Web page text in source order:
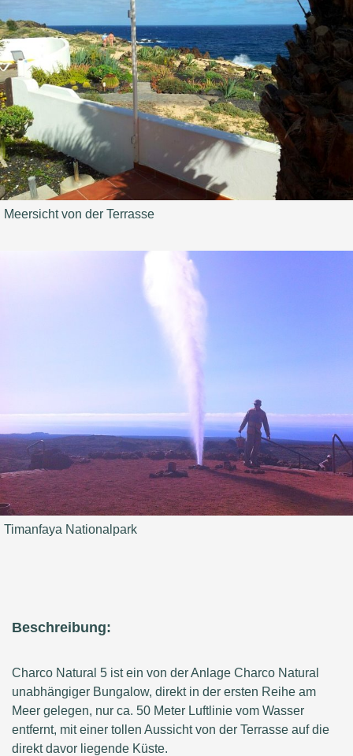
Meersicht von der Terrasse
Timanfaya Nationalpark
Beschreibung:
Charco Natural 5 ist ein von der Anlage Charco Natural
unabhängiger Bungalow, direkt in der ersten Reihe am
Meer gelegen, nur ca. 50 Meter Luftlinie vom Wasser
entfernt, mit einer tollen Aussicht von der Terrasse auf die
direkt davor liegende Küste.